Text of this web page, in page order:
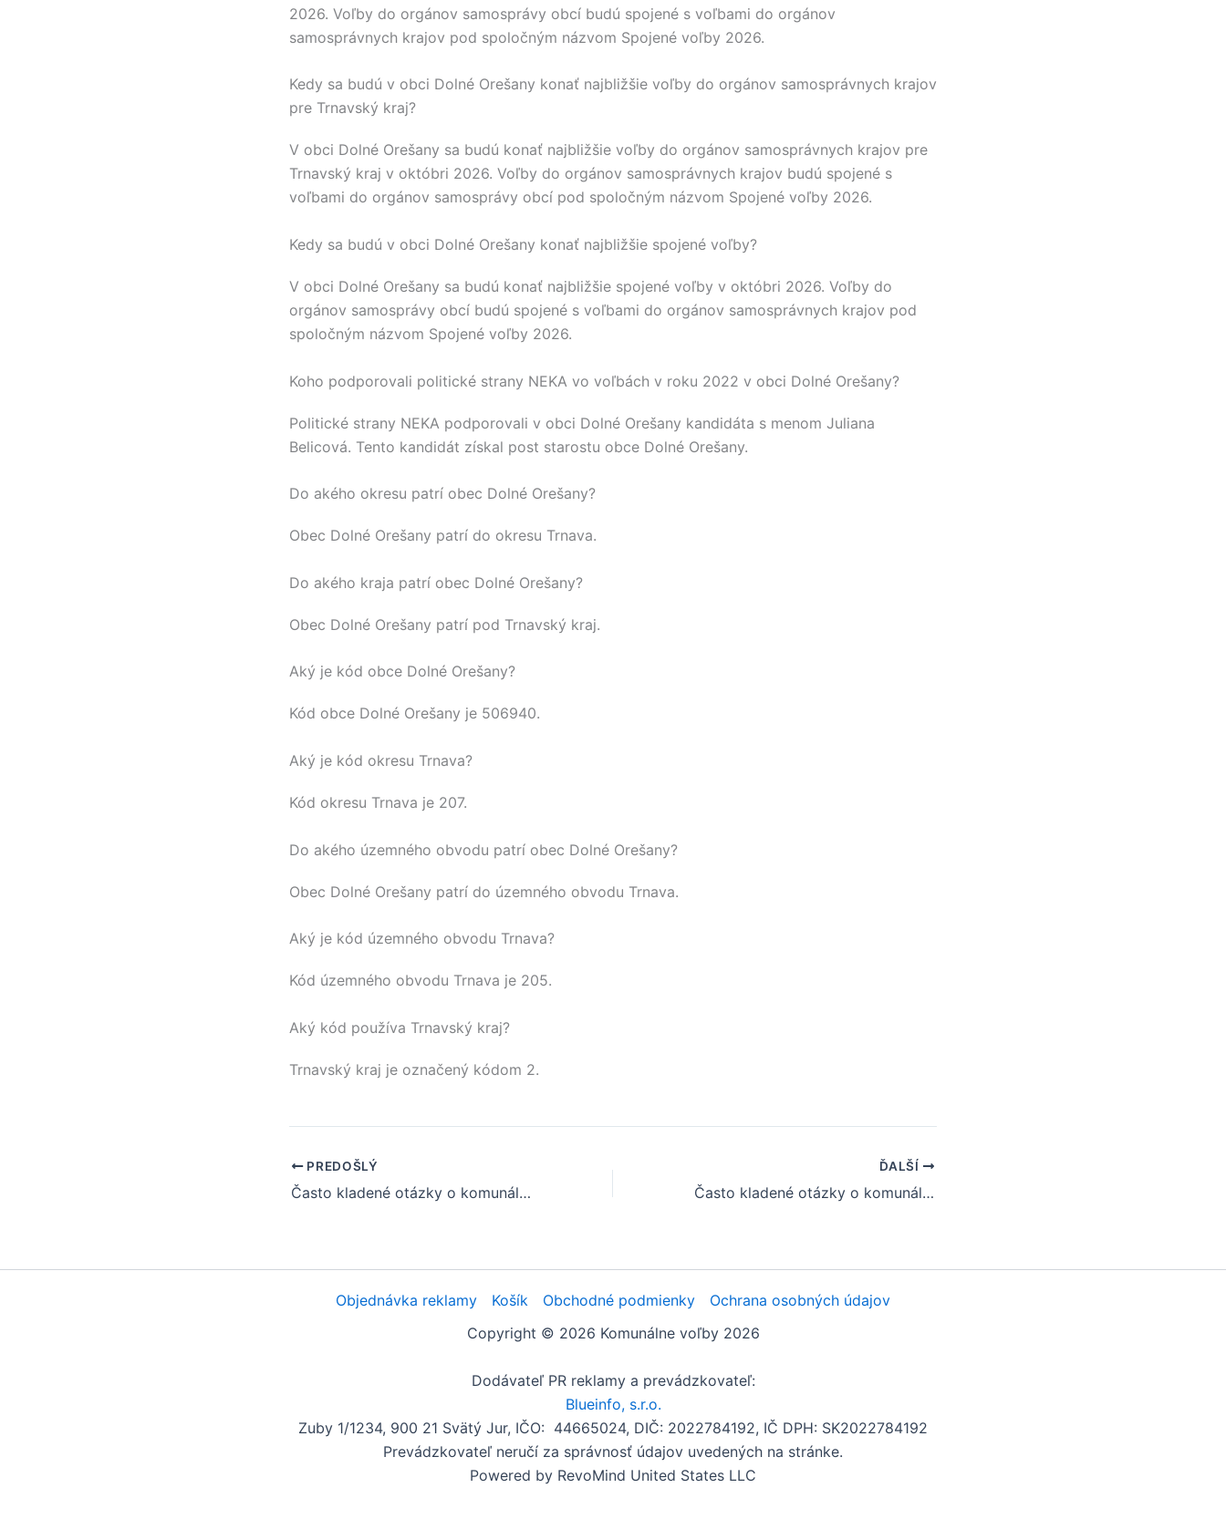
2026. Voľby do orgánov samosprávy obcí budú spojené s voľbami do orgánov
samosprávnych krajov pod spoločným názvom Spojené voľby 2026.
Kedy sa budú v obci Dolné Orešany konať najbližšie voľby do orgánov samosprávnych krajov
pre Trnavský kraj?
V obci Dolné Orešany sa budú konať najbližšie voľby do orgánov samosprávnych krajov pre
Trnavský kraj v októbri 2026. Voľby do orgánov samosprávnych krajov budú spojené s
voľbami do orgánov samosprávy obcí pod spoločným názvom Spojené voľby 2026.
Kedy sa budú v obci Dolné Orešany konať najbližšie spojené voľby?
V obci Dolné Orešany sa budú konať najbližšie spojené voľby v októbri 2026. Voľby do
orgánov samosprávy obcí budú spojené s voľbami do orgánov samosprávnych krajov pod
spoločným názvom Spojené voľby 2026.
Koho podporovali politické strany NEKA vo voľbách v roku 2022 v obci Dolné Orešany?
Politické strany NEKA podporovali v obci Dolné Orešany kandidáta s menom Juliana
Belicová. Tento kandidát získal post starostu obce Dolné Orešany.
Do akého okresu patrí obec Dolné Orešany?
Obec Dolné Orešany patrí do okresu Trnava.
Do akého kraja patrí obec Dolné Orešany?
Obec Dolné Orešany patrí pod Trnavský kraj.
Aký je kód obce Dolné Orešany?
Kód obce Dolné Orešany je 506940.
Aký je kód okresu Trnava?
Kód okresu Trnava je 207.
Do akého územného obvodu patrí obec Dolné Orešany?
Obec Dolné Orešany patrí do územného obvodu Trnava.
Aký je kód územného obvodu Trnava?
Kód územného obvodu Trnava je 205.
Aký kód používa Trnavský kraj?
Trnavský kraj je označený kódom 2.
PREDOŠLÝ
Často kladené otázky o komunálnych voľbách v obci Dolné Lovčice
ĎALŠÍ
Často kladené otázky o komunálnych voľbách v obci Horná Krupá
Objednávka reklamy Košík Obchodné podmienky
Ochrana osobných údajov
Copyright © 2026 Komunálne voľby 2026
Dodávateľ PR reklamy a prevádzkovateľ:
Blueinfo, s.r.o.
Zuby 1/1234, 900 21 Svätý Jur, IČO: 44665024, DIČ: 2022784192, IČ DPH: SK2022784192
Prevádzkovateľ neručí za správnosť údajov uvedených na stránke.
Powered by RevoMind United States LLC